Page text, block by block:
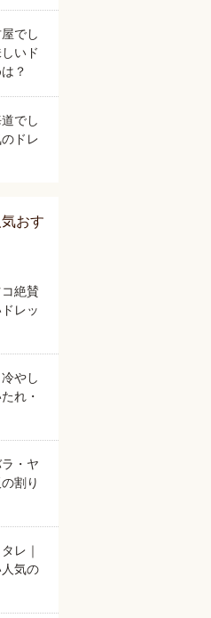
でし
いド
？
でし
ドレ
おす
絶賛
レッ
やし
れ・
・ヤ
割り
レ｜
気の